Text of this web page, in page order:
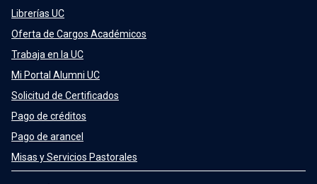
Librerías UC
Oferta de Cargos Académicos
Trabaja en la UC
Mi Portal Alumni UC
Solicitud de Certificados
Pago de créditos
Pago de arancel
Misas y Servicios Pastorales